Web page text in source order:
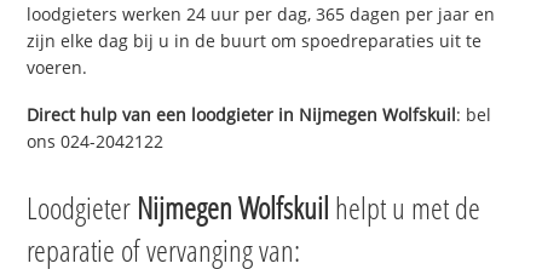
loodgieters werken 24 uur per dag, 365 dagen per jaar en
zijn elke dag bij u in de buurt om spoedreparaties uit te
voeren.
Direct hulp van een loodgieter in Nijmegen Wolfskuil: bel
ons 024-2042122
Loodgieter Nijmegen Wolfskuil helpt u met de
reparatie of vervanging van: